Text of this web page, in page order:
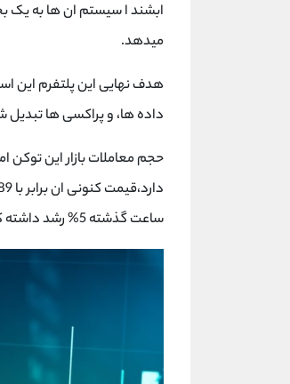
میدهد.
هدف نهایی این پلتفرم این
داده ها، و پراکسی ها تبدیل
ساعت گذشته 5% رشد داشته که برای این توکن پیشرفت خوبی بحساب می آید.